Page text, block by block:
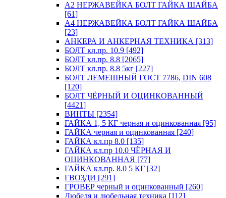
А2 НЕРЖАВЕЙКА БОЛТ ГАЙКА ШАЙБА
[61]
А4 НЕРЖАВЕЙКА БОЛТ ГАЙКА ШАЙБА
[23]
АНКЕРА И АНКЕРНАЯ ТЕХНИКА [313]
БОЛТ кл.пр. 10.9 [492]
БОЛТ кл.пр. 8.8 [2065]
БОЛТ кл.пр. 8.8 5кг [227]
БОЛТ ЛЕМЕШНЫЙ ГОСТ 7786, DIN 608
[120]
БОЛТ ЧЁРНЫЙ И ОЦИНКОВАННЫЙ
[4421]
ВИНТЫ [2354]
ГАЙКА 1, 5 КГ черная и оцинкованная [95]
ГАЙКА черная и оцинкованная [240]
ГАЙКА кл.пр 8.0 [135]
ГАЙКА кл.пр 10.0 ЧЁРНАЯ И
ОЦИНКОВАННАЯ [77]
ГАЙКА кл.пр. 8.0 5 КГ [32]
ГВОЗДИ [291]
ГРОВЕР черный и оцинкованный [260]
Дюбеля и дюбельная техника [112]